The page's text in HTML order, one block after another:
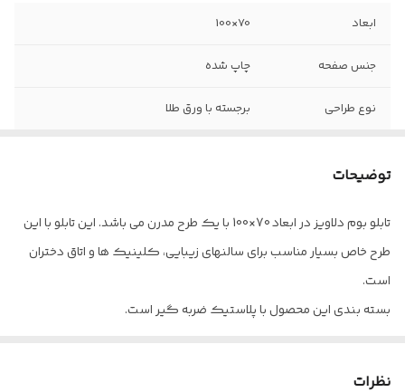
ابعاد 70×100
جنس صفحه چاپ شده
نوع طراحی برجسته با ورق طلا
توضیحات
تابلو بوم دلاویز در ابعاد 70×100 با یک طرح مدرن می باشد. این تابلو با این
طرح خاص بسیار مناسب برای سالنهای زیبایی، کلینیک ها و اتاق دختران
است.
بسته بندی این محصول با پلاستیک ضربه گیر است.
نظرات